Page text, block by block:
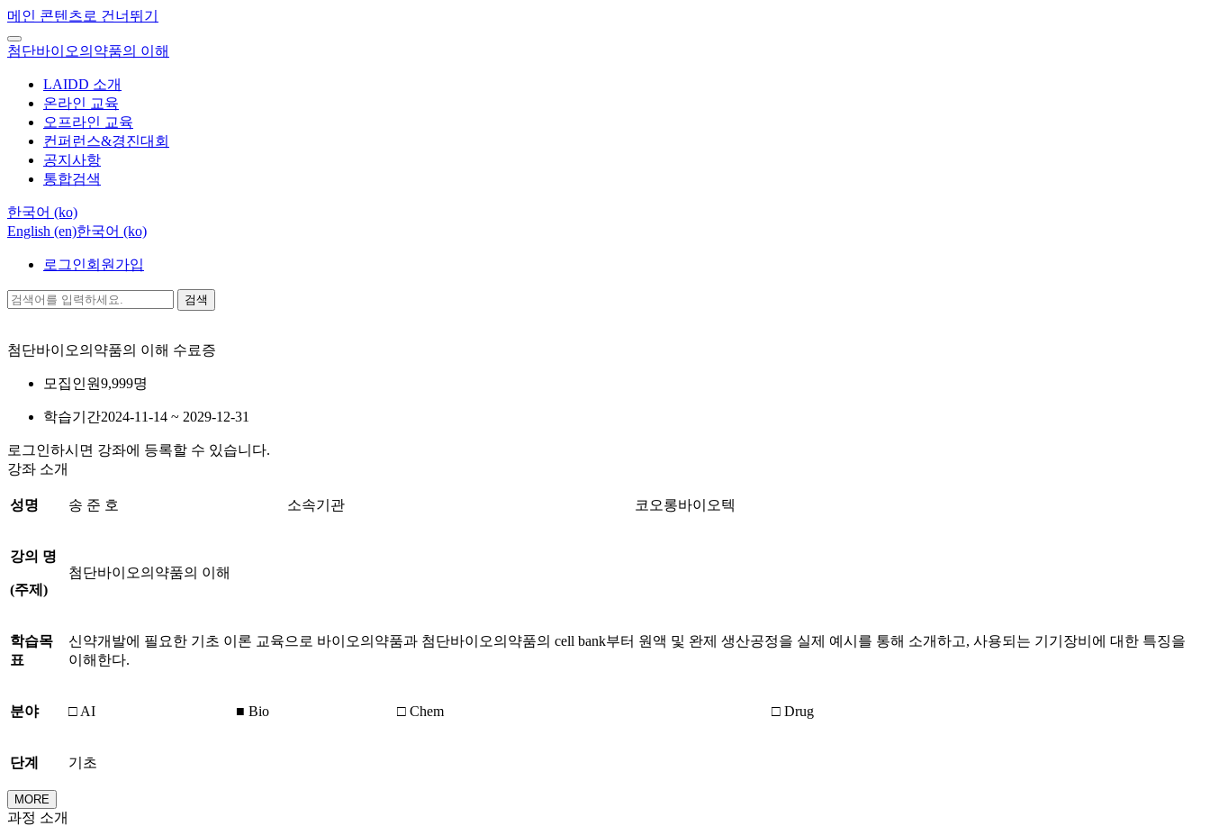
메인 콘텐츠로 건너뛰기
첨단바이오의약품의 이해
LAIDD 소개
온라인 교육
오프라인 교육
컨퍼런스&경진대회
공지사항
통합검색
한국어 ‎(ko)‎
English ‎(en)‎한국어 ‎(ko)‎
로그인회원가입
검색
첨단바이오의약품의 이해 수료증
모집인원9,999명
학습기간2024-11-14 ~ 2029-12-31
로그인하시면 강좌에 등록할 수 있습니다.
강좌 소개
성명 송 준 호 소속기관 코오롱바이오텍
강의 명
(주제 )
첨단바이오의약품의 이해
학습목
표
신약개발에 필요한 기초 이론 교육으로 바이오의약품과 첨단바이오의약품의 cell bank부터 원액 및 완제 생산공정을 실제 예시를 통해 소개하고, 사용되는 기기장비에 대한 특징을
이해한다.
분야 □ AI ■ Bio □ Chem □ Drug
단계 기초
MORE
과정 소개